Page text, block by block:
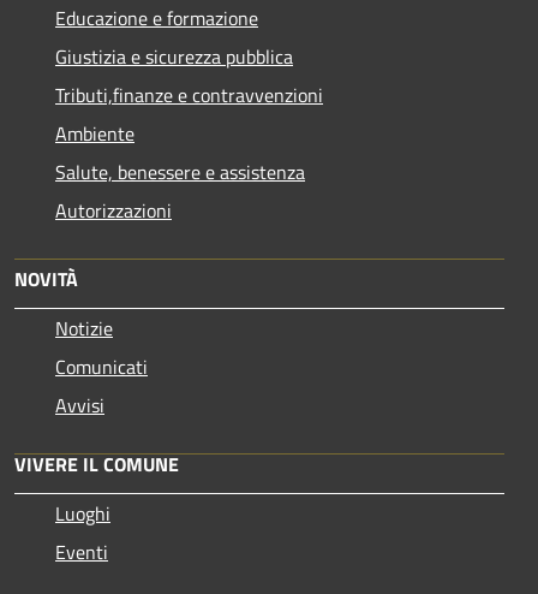
Educazione e formazione
Giustizia e sicurezza pubblica
Tributi,finanze e contravvenzioni
Ambiente
Salute, benessere e assistenza
Autorizzazioni
NOVITÀ
Notizie
Comunicati
Avvisi
VIVERE IL COMUNE
Luoghi
Eventi